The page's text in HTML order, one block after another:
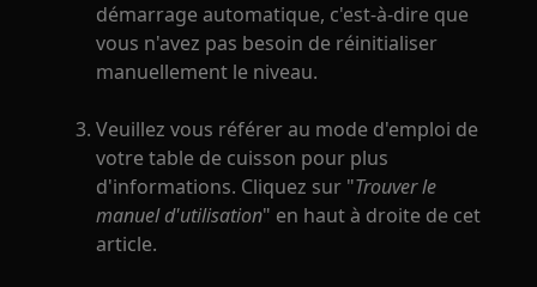
démarrage automatique, c'est-à-dire que
vous n'avez pas besoin de réinitialiser
manuellement le niveau.
Veuillez vous référer au mode d'emploi de
votre table de cuisson pour plus
d'informations. Cliquez sur "Trouver le
manuel d'utilisation" en haut à droite de cet
article.